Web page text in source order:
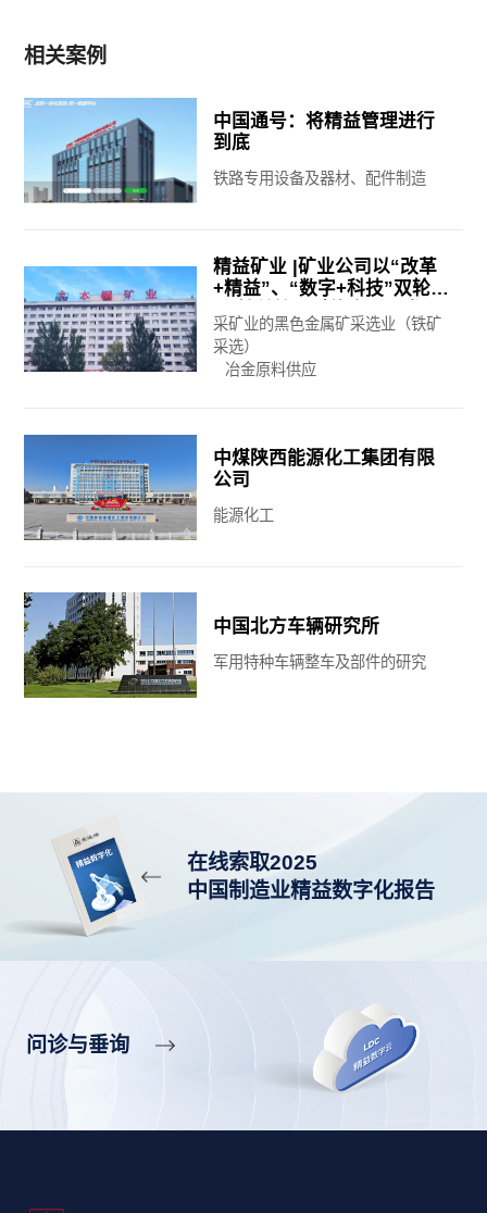
相关案例
中国通号：将精益管理进行
到底
铁路专用设备及器材、配件制造
精益矿业 |矿业公司以“改革
+精益”、“数字+科技”双轮驱
动 精益管理赋能高质量发展
迈上新台阶
采矿业的黑色金属矿采选业（铁矿
采选）
冶金原料供应
中煤陕西能源化工集团有限
公司
能源化工
中国北方车辆研究所
军用特种车辆整车及部件的研究
在线索取2025
中国制造业精益数字化报告
问诊与垂询